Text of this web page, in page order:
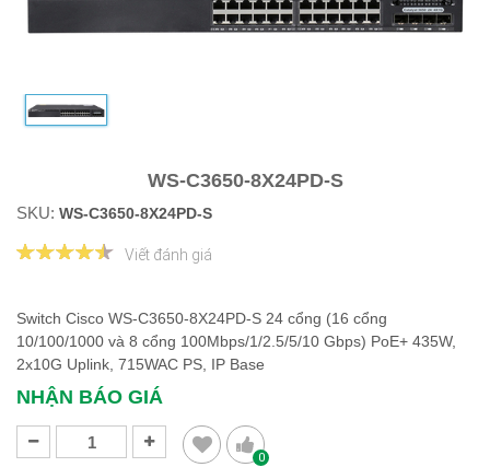
i
o
WS-C3650-8X24PD-S
SKU: WS-C3650-8X24PD-S
Viết đánh giá
Switch Cisco WS-C3650-8X24PD-S 24 cổng (16 cổng
10/100/1000 và 8 cổng 100Mbps/1/2.5/5/10 Gbps) PoE+ 435W,
2x10G Uplink, 715WAC PS, IP Base
NHẬN BÁO GIÁ
0